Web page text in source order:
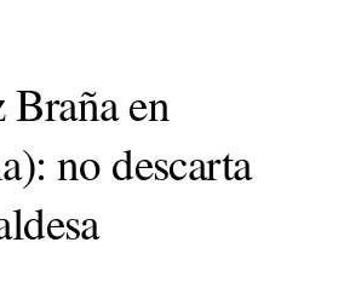
en
no descarta